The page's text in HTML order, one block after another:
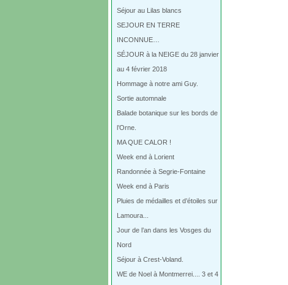
Séjour au Lilas blancs
SEJOUR EN TERRE
INCONNUE…
SÉJOUR à la NEIGE du 28 janvier
au 4 février 2018
Hommage à notre ami Guy.
Sortie automnale
Balade botanique sur les bords de
l’Orne.
MA QUE CALOR !
Week end à Lorient
Randonnée à Segrie-Fontaine
Week end à Paris
Pluies de médailles et d’étoiles sur
Lamoura...
Jour de l’an dans les Vosges du
Nord
Séjour à Crest-Voland.
WE de Noel à Montmerrei.... 3 et 4